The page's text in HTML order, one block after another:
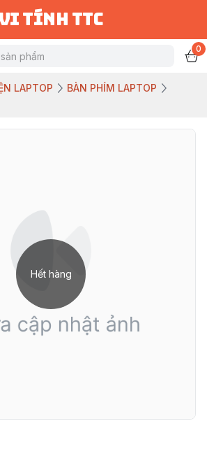
vi tính ttc
0
LAPTOP
BÀN PHÍM LAPTOP
Hết hàng